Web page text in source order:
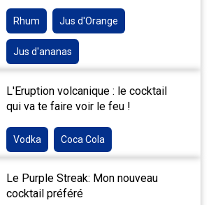
Rhum Jus d'Orange
Jus d'ananas
L'Eruption volcanique : le cocktail
qui va te faire voir le feu !
Vodka Coca Cola
Le Purple Streak: Mon nouveau
cocktail préféré